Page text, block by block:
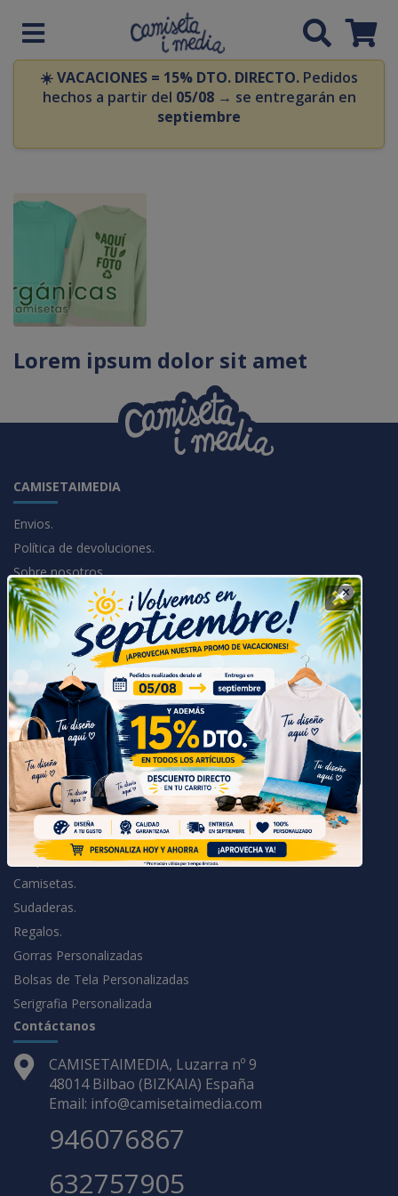
☀️VACACIONES = 15% DTO. DIRECTO. Pedidos
hechos a partir del 05/08→ se entregarán en
septiembre
Lorem ipsum dolor sit amet
CAMISETAIMEDIA
Envios.
Política de devoluciones.
Sobre nosotros.
Formas de pago.
Mi cuenta
SERVICIOS Y LEGALES
Preguntas Frecuentes.
Política de compra
Política de privacidad
Política de Cookies
Puntos de Fidelización
Contacto
PAGINAS DESTACADAS
Despedidas Soltero.
Camisetas.
Sudaderas.
Regalos.
Gorras Personalizadas
Bolsas de Tela Personalizadas
Serigrafia Personalizada
Contáctanos
CAMISETAIMEDIA, Luzarra nº 9
48014 Bilbao (BIZKAIA) España
Email: info@camisetaimedia.com
946076867
632757905